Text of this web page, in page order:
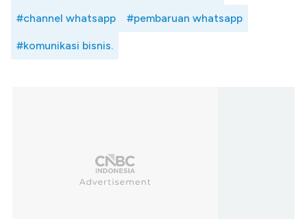
#channel whatsapp #pembaruan whatsapp
#komunikasi bisnis.